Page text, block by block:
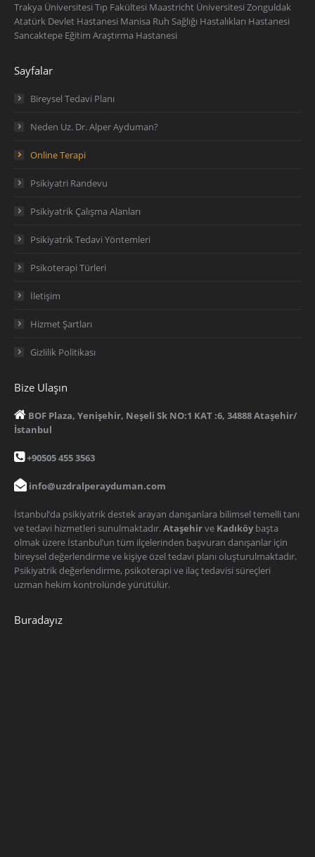
Trakya Üniversitesi Tıp Fakültesi Maastricht Üniversitesi Zonguldak
Atatürk Devlet Hastanesi Manisa Ruh Sağlığı Hastalıkları Hastanesi
Sancaktepe Eğitim Araştırma Hastanesi
Sayfalar
Bireysel Tedavi Planı
Neden Uz. Dr. Alper Ayduman?
Online Terapi
Psikiyatri Randevu
Psikiyatrik Çalışma Alanları
Psikiyatrik Tedavi Yöntemleri
Psikoterapi Türleri
İletişim
Hizmet Şartları
Gizlilik Politikası
Bize Ulaşın
BOF Plaza, Yenişehir, Neşeli Sk NO:1 KAT :6, 34888 Ataşehir/
İstanbul
+90505 455 3563
info@uzdralperayduman.com
İstanbul’da psikiyatrik destek arayan danışanlara bilimsel temelli tanı
ve tedavi hizmetleri sunulmaktadır.Ataşehirve Kadıköy başta
olmak üzere İstanbul’un tüm ilçelerinden başvuran danışanlar için
bireysel değerlendirme ve kişiye özel tedavi planı oluşturulmaktadır.
Psikiyatrik değerlendirme, psikoterapi ve ilaç tedavisi süreçleri
uzman hekim kontrolünde yürütülür.
Buradayız